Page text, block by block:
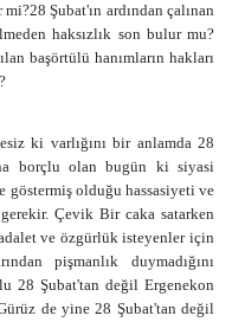
Şubat'ın ardından çalınan
haksızlık son bulur mu?
başörtülü hanımların hakları
ki varlığını bir anlamda 28
borçlu olan bugün ki siyasi
olduğu hassasiyeti ve
gerekir. Çevik Bir caka satarken
ve özgürlük isteyenler için
pişmanlık duymadığını
28 Şubat'tan değil Ergenekon
de yine 28 Şubat'tan değil